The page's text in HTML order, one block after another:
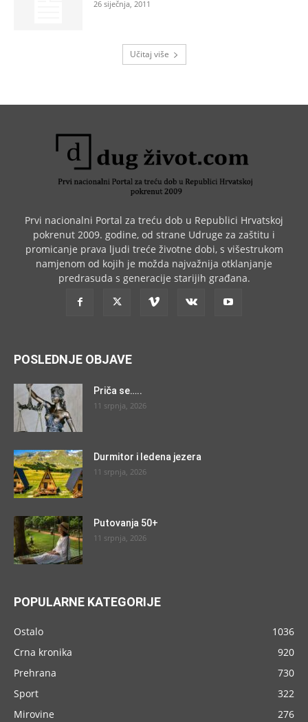
26 siječnja, 2011
Učitaj više
Prvi nacionalni Portal za treću dob u Republici Hrvatskoj
pokrenut 2009. godine, od strane Udruge za zaštitu i
promicanje prava ljudi treće životne dobi, s višestrukom
namjenom od kojih je možda najvažnija otklanjanje
predrasuda s generacije starijih građana.
POSLEDNJE OBJAVE
Priča se…..
11 srpnja, 2026
Durmitor i ledena jezera
11 srpnja, 2026
Putovanja 50+
11 srpnja, 2026
POPULARNE KATEGORIJE
Ostalo
1036
Crna kronika
920
Prehrana
730
Sport
322
Mirovine
276